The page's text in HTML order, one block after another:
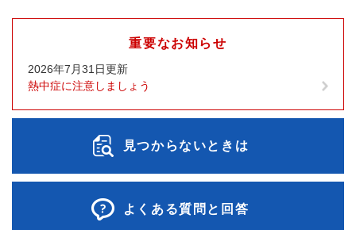
重要なお知らせ
2026年7月31日更新
熱中症に注意しましょう
見つからないときは
よくある質問と回答